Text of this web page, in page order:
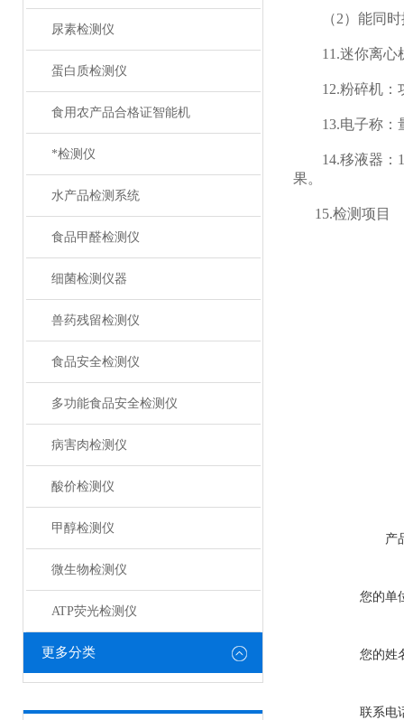
尿素检测仪
蛋白质检测仪
食用农产品合格证智能机
*检测仪
水产品检测系统
食品甲醛检测仪
细菌检测仪器
兽药残留检测仪
食品安全检测仪
多功能食品安全检测仪
病害肉检测仪
酸价检测仪
甲醇检测仪
微生物检测仪
ATP荧光检测仪
更多分类
（2）能同时振
11.迷你离心机
12.粉碎机：功
13.电子称：量
14.移液器：
果。
15.检测项目
产
您的单
您的姓
联系电